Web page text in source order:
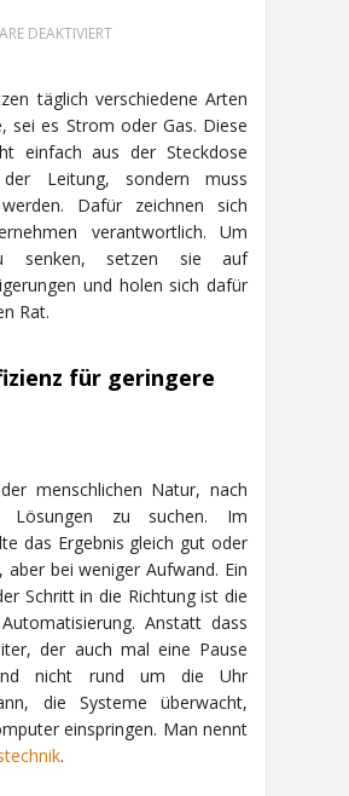
DEAKTIVIERTFÜR
DER
INDUSTRIE
täglich verschiedene Arten
sei es Strom oder Gas. Diese
einfach aus der Steckdose
Leitung, sondern muss
Dafür zeichnen sich
verantwortlich. Um
senken, setzen sie auf
und holen sich dafür
Rat.
für geringere
menschlichen Natur, nach
Lösungen zu suchen. Im
das Ergebnis gleich gut oder
aber bei weniger Aufwand. Ein
Schritt in die Richtung ist die
Anstatt dass
der auch mal eine Pause
nicht rund um die Uhr
die Systeme überwacht,
einspringen. Man nennt
.